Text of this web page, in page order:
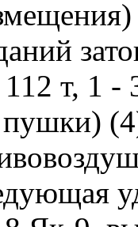
т, 1
пушки)